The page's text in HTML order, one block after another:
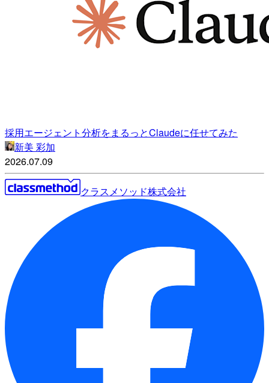
採用エージェント分析をまるっとClaudeに任せてみた
新美 彩加
2026.07.09
クラスメソッド株式会社